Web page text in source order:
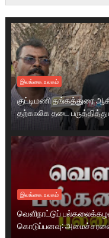
இலங்கை.உலகம்
குட்டிமணி தங்கத்துரை
தற்காலிக தடை
இலங்கை.உலகம்
வெளிநாட்டுப்
கொடுப்பனவு: